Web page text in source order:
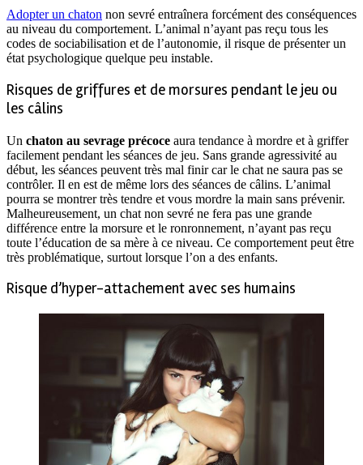
Adopter un chaton non sevré entraînera forcément des conséquences
au niveau du comportement. L’animal n’ayant pas reçu tous les
codes de sociabilisation et de l’autonomie, il risque de présenter un
état psychologique quelque peu instable.
Risques de griffures et de morsures pendant le jeu ou
les câlins
Un chaton au sevrage précoce aura tendance à mordre et à griffer
facilement pendant les séances de jeu. Sans grande agressivité au
début, les séances peuvent très mal finir car le chat ne saura pas se
contrôler. Il en est de même lors des séances de câlins. L’animal
pourra se montrer très tendre et vous mordre la main sans prévenir.
Malheureusement, un chat non sevré ne fera pas une grande
différence entre la morsure et le ronronnement, n’ayant pas reçu
toute l’éducation de sa mère à ce niveau. Ce comportement peut être
très problématique, surtout lorsque l’on a des enfants.
Risque d’hyper-attachement avec ses humains